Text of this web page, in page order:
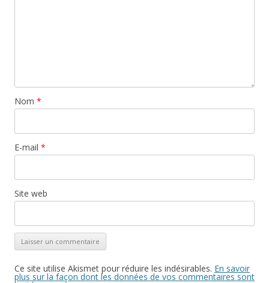
Nom *
E-mail *
Site web
Ce site utilise Akismet pour réduire les indésirables. En savoir
plus sur la façon dont les données de vos commentaires sont